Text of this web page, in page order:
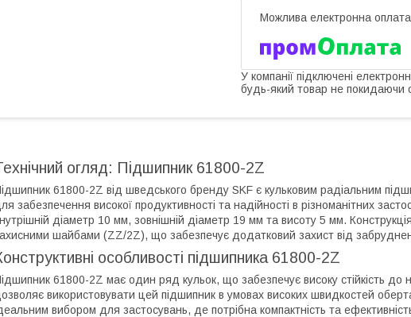
У компанії підключені
будь-який товар не покидаючи
огляд: Підшипник 61800-2Z
61800-2Z від шведського бренду SKF є кульковим радіальним
забезпечення високої продуктивності та надійності в різноманітних
діаметр 10 мм, зовнішній діаметр 19 мм та висоту 5 мм.
шайбами (ZZ/2Z), що забезпечує додатковий захист від
особливості підшипника 61800-2Z
61800-2Z має один ряд кульок, що забезпечує високу стійкість
використовувати цей підшипник в умовах високих швидкостей
вибором для застосувань, де потрібна компактність та